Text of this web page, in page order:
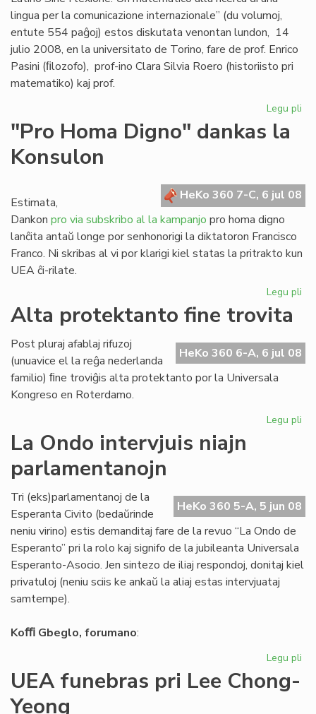
lingua per la comunicazione internazionale” (du volumoj,
entute 554 paĝoj) estos diskutata venontan lundon, 14
julio 2008, en la universitato de Torino, fare de prof. Enrico
Pasini (ﬁlozofo), prof-ino Clara Silvia Roero (historiisto pri
matematiko) kaj prof.
Legu pli
"Pro Homa Digno" dankas la
Konsulon
HeKo 360 7-C, 6 jul 08
Estimata,
Dankon pro via subskribo al la kampanjo pro homa digno
lanĉita antaŭ longe por senhonorigi la diktatoron Francisco
Franco. Ni skribas al vi por klarigi kiel statas la pritrakto kun
UEA ĉi-rilate.
Legu pli
la
Alta protektanto fine trovita
HeKo 360 6-A, 6 jul 08
Post pluraj afablaj rifuzoj
(unuavice el la reĝa nederlanda
familio) ﬁne troviĝis alta protektanto por la Universala
Kongreso en Roterdamo.
Legu pli
La Ondo intervjuis niajn
parlamentanojn
HeKo 360 5-A, 5 jun 08
Tri (eks)parlamentanoj de la
Esperanta Civito (bedaŭrinde
neniu virino) estis demanditaj fare de la revuo “La Ondo de
Esperanto” pri la rolo kaj signifo de la jubileanta Universala
Esperanto-Asocio. Jen sintezo de iliaj respondoj, donitaj kiel
privatuloj (neniu sciis ke ankaŭ la aliaj estas intervjuataj
samtempe).
Koﬃ Gbeglo, forumano:
Legu pli
UEA funebras pri Lee Chong-
Yeong